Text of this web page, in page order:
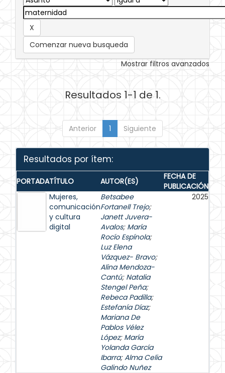
Comenzar nueva busqueda
Mostrar filtros avanzados
Resultados 1-1 de 1.
Anterior 1 Siguiente
Resultados por ítem:
PORTADATÍTULO AUTOR(ES)
FECHA DE
PUBLICACIÓN
Mujeres,
comunicación
y cultura
digital
Betsabee
Fortanell Trejo;
Janett Juvera-
Avalos; María
Rocío Espínola;
Luz Elena
Vázquez- Bravo;
Alina Mendoza-
Cantú; Natalia
Stengel Peña;
Rebeca Padilla;
Estefanía Díaz;
Mariana De
Pablos Vélez
López; María
Yolanda García
Ibarra;Alma Celia
Galindo Nuñez
2025